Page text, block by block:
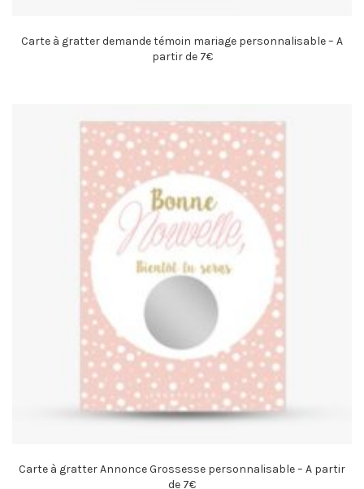
Carte à gratter demande témoin mariage personnalisable – A
partir de 7€
Carte à gratter Annonce Grossesse personnalisable – A partir
de 7€